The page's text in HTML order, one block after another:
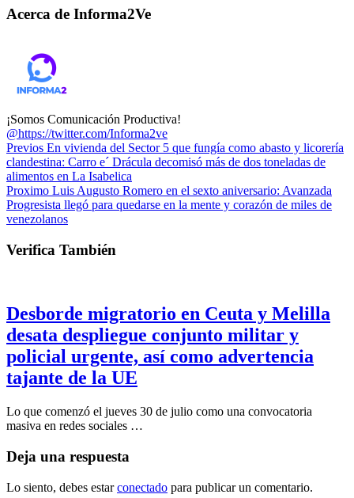
Acerca de Informa2Ve
¡Somos Comunicación Productiva!
@https://twitter.com/Informa2ve
Previos En vivienda del Sector 5 que fungía como abasto y licorería
clandestina: Carro e´ Drácula decomisó más de dos toneladas de
alimentos en La Isabelica
Proximo Luis Augusto Romero en el sexto aniversario: Avanzada
Progresista llegó para quedarse en la mente y corazón de miles de
venezolanos
Verifica También
Desborde migratorio en Ceuta y Melilla
desata despliegue conjunto militar y
policial urgente, así como advertencia
tajante de la UE
Lo que comenzó el jueves 30 de julio como una convocatoria
masiva en redes sociales …
Deja una respuesta
Lo siento, debes estarconectado para publicar un comentario.